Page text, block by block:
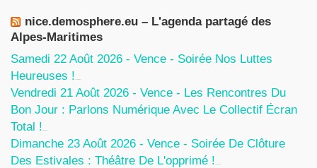
nice.demosphere.eu – L'agenda partagé des
Alpes-Maritimes
Samedi 22 Août 2026 - Vence - Soirée Nos Luttes
Heureuses !
Vendredi 21 Août 2026 - Vence - Les Rencontres Du
Bon Jour : Parlons Numérique Avec Le Collectif Écran
Total !
Dimanche 23 Août 2026 - Vence - Soirée De Clôture
Des Estivales : Théâtre De L'opprimé !